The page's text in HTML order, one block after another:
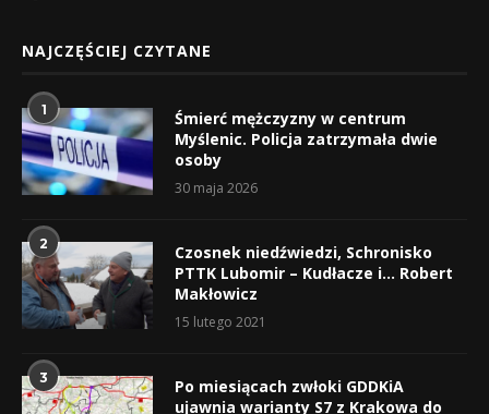
NAJCZĘŚCIEJ CZYTANE
1
Śmierć mężczyzny w centrum
Myślenic. Policja zatrzymała dwie
osoby
30 maja 2026
2
Czosnek niedźwiedzi, Schronisko
PTTK Lubomir – Kudłacze i… Robert
Makłowicz
15 lutego 2021
3
Po miesiącach zwłoki GDDKiA
ujawnia warianty S7 z Krakowa do